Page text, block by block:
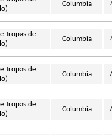
Columbia
Tropas de
Columbia
Tropas de
Columbia
Tropas de
Columbia